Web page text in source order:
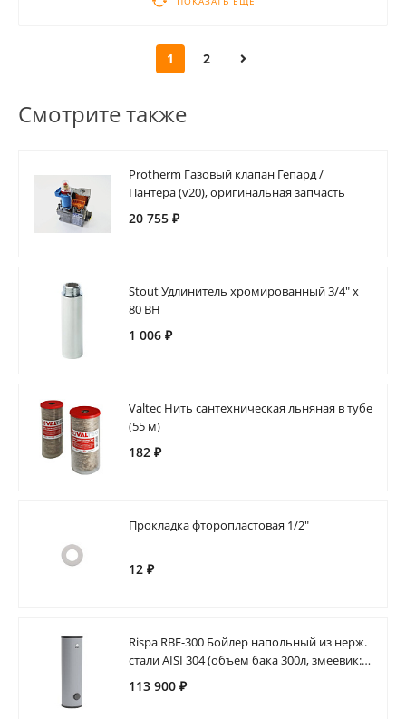
1 2
Смотрите также
Protherm Газовый клапан Гепард /
Пантера (v20), оригинальная запчасть
20 755 ₽
Stout Удлинитель хромированный 3/4" х
80 ВН
1 006 ₽
Valtec Нить сантехническая льняная в тубе
(55 м)
182 ₽
Прокладка фторопластовая 1/2"
12 ₽
Rispa RBF-300 Бойлер напольный из нерж.
стали AISI 304 (объем бака 300л, змеевик:
1.6 м2, 1.5 мм)
113 900 ₽